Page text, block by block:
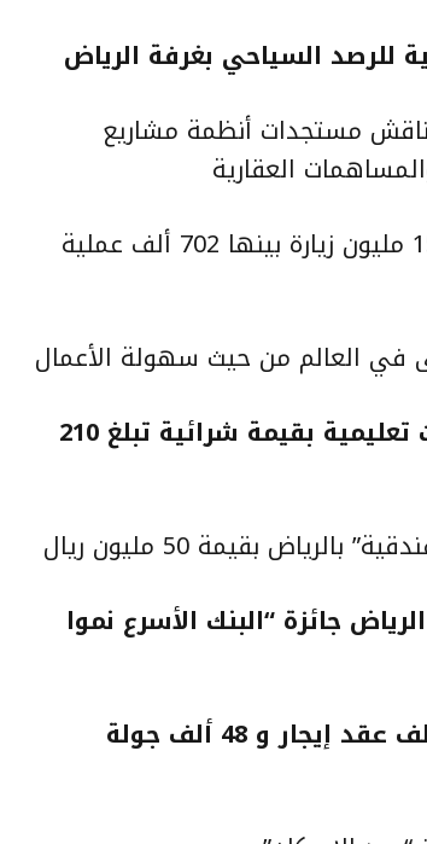
للرصد السياحي بغرفة الرياض
مستجدات أنظمة مشاريع
العقارية
منصة “سكني” الإلكترونية تستقبل أكثر من 15 مليون زيارة بينها 702 ألف عملية
في العالم من حيث سهولة الأعمال
صندوق الراجحي ريت يستحوذ على عقارات تعليمية بقيمة شرائية تبلغ 210
بقيمة 50 مليون ريال
جائزة “البنك الأسرع نموا
برنامج إيجار يختتم عام 2019 بتوثيق 570 ألف عقد إيجار و 48 ألف جولة